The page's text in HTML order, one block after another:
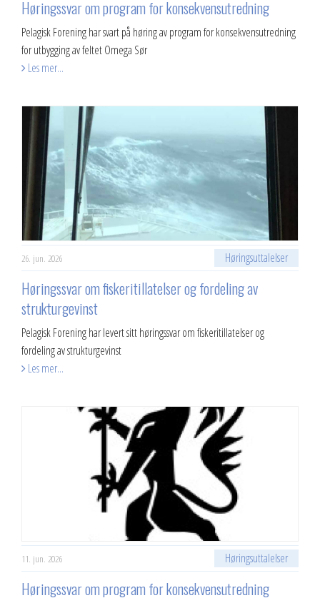
Høringssvar om program for konsekvensutredning
Pelagisk Forening har svart på høring av program for konsekvensutredning
for utbygging av feltet Omega Sør
Les mer...
26. jun. 2026 Høringsuttalelser
Høringssvar om fiskeritillatelser og fordeling av
strukturgevinst
Pelagisk Forening har levert sitt høringssvar om fiskeritillatelser og
fordeling av strukturgevinst
Les mer...
11. jun. 2026 Høringsuttalelser
Høringssvar om program for konsekvensutredning